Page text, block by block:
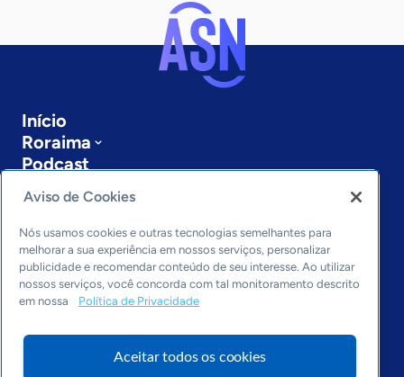
Início
Roraima
Podcast
Sobre a ASN
Últimas notícias
Entre em contato
Editorias
Economia & Política
Inovação & Tecnologia
Cultura empreendedora
Aviso de Cookies
Nós usamos cookies e outras tecnologias semelhantes para
melhorar a sua experiência em nossos serviços, personalizar
publicidade e recomendar conteúdo de seu interesse. Ao utilizar
nossos serviços, você concorda com tal monitoramento descrito
em nossa
Política de Privacidade
Aceitar todos os cookies